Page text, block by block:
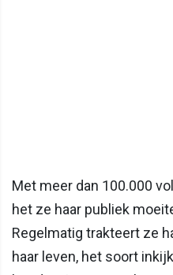
Met meer dan 100.000
het ze haar publiek
Regelmatig trakteert ze
haar leven, het soort